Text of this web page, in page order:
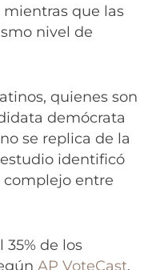
que las
nivel de
quienes son
demócrata
se replica de la
identificó
entre
de los
AP VoteCast.